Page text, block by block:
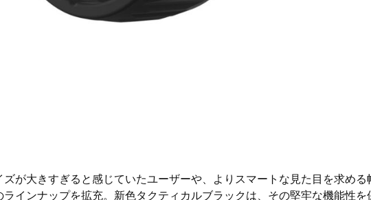
が大きすぎると感じていたユーザーや、よりスマートな見た目を求める
インナップを拡充。新色タクティカルブラックは、その堅牢な機能性を